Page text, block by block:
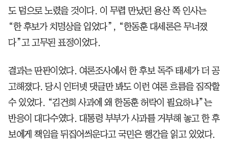
도 덤으로 노렸을 것이다. 이 무렵 만났던 용산 쪽 인사는
“한 후보가 치명상을 입었다”, “한동훈 대세론은 무너졌
다”고 고무된 표정이었다.
결과는 딴판이었다. 여론조사에서 한 후보 독주 태세가 더 공
고해졌다. 당시 인터넷 댓글만 봐도 이런 여론 흐름을 짐작할
수 있었다. “김건희 사과에 왜 한동훈 허락이 필요하냐”는
반응이 대다수였다. 대통령 부부가 사과를 거부해 놓고 한 후
보에게 책임을 뒤집어씌운다고 국민은 행간을 읽고 있었다.